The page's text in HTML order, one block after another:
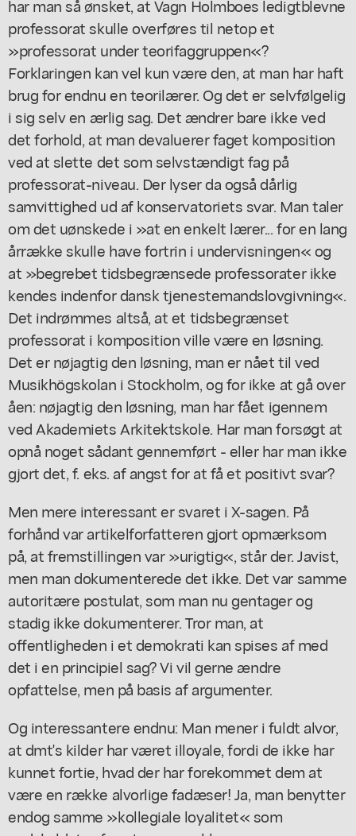
har man så ønsket, at Vagn Holmboes ledigtblevne
professorat skulle overføres til netop et
»professorat under teorifaggruppen«?
Forklaringen kan vel kun være den, at man har haft
brug for endnu en teorilærer. Og det er selvfølgelig
i sig selv en ærlig sag. Det ændrer bare ikke ved
det forhold, at man devaluerer faget komposition
ved at slette det som selvstændigt fag på
professorat-niveau. Der lyser da også dårlig
samvittighed ud af konservatoriets svar. Man taler
om det uønskede i »at en enkelt lærer... for en lang
årrække skulle have fortrin i undervisningen« og
at »begrebet tidsbegrænsede professorater ikke
kendes indenfor dansk tjenestemandslovgivning«.
Det indrømmes altså, at et tidsbegrænset
professorat i komposition ville være en løsning.
Det er nøjagtig den løsning, man er nået til ved
Musikhögskolan i Stockholm, og for ikke at gå over
åen: nøjagtig den løsning, man har fået igennem
ved Akademiets Arkitektskole. Har man forsøgt at
opnå noget sådant gennemført - eller har man ikke
gjort det, f. eks. af angst for at få et positivt svar?
Men mere interessant er svaret i X-sagen. På
forhånd var artikelforfatteren gjort opmærksom
på, at fremstillingen var »urigtig«, står der. Javist,
men man dokumenterede det ikke. Det var samme
autoritære postulat, som man nu gentager og
stadig ikke dokumenterer. Tror man, at
offentligheden i et demokrati kan spises af med
det i en principiel sag? Vi vil gerne ændre
opfattelse, men på basis af argumenter.
Og interessantere endnu: Man mener i fuldt alvor,
at dmt's kilder har været illoyale, fordi de ikke har
kunnet fortie, hvad der har forekommet dem at
være en række alvorlige fadæser! Ja, man benytter
endog samme »kollegiale loyalitet« som